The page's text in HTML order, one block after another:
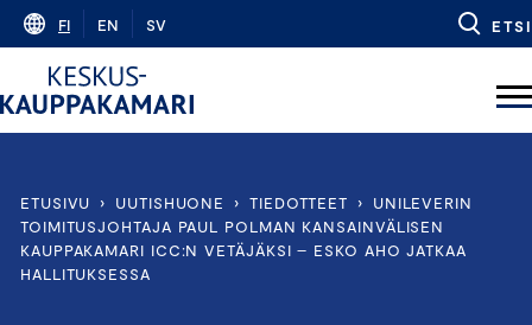
Skip
content
FI EN SV ETSI
ETUSIVU › UUTISHUONE › TIEDOTTEET ›
UNILEVERIN
TOIMITUSJOHTAJA PAUL POLMAN KANSAINVÄLISEN
KAUPPAKAMARI ICC:N VETÄJÄKSI – ESKO AHO JATKAA
HALLITUKSESSA